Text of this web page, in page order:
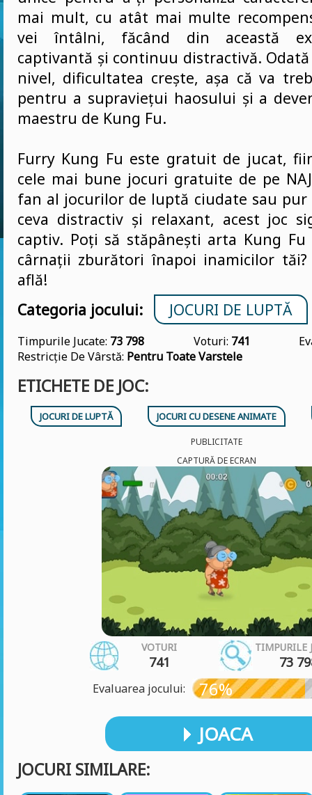
mai mult, cu atât mai multe
vei întâlni, făcând din această
captivantă și continuu distractivă.
nivel, dificultatea crește, așa că va
pentru a supraviețui haosului și a
maestru de Kung Fu.
Furry Kung Fu este gratuit de jucat,
cele mai bune jocuri gratuite de pe
fan al jocurilor de luptă ciudate sau pur
ceva distractiv și relaxant, acest joc
captiv. Poți să stăpânești arta Kung
cârnații zburători înapoi inamicilor tăi?
află!
Categoria jocului:
JOCURI DE LUPTĂ
Timpurile Jucate: 73 798 Voturi: 741
Restricție De Vârstă: Pentru Toate Varstele
ETICHETE DE JOC:
JOCURI DE LUPTĂ JOCURI CU DESENE ANIMATE
PUBLICITATE
CAPTURĂ DE ECRAN
VOTURI
741
TIMPURILE
73
Evaluarea jocului: 76%
JOACA
JOCURI SIMILARE: